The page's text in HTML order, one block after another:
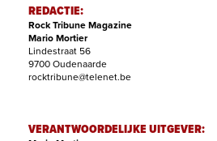
REDACTIE:
Rock Tribune Magazine
Mario Mortier
Lindestraat 56
9700 Oudenaarde
rocktribune@telenet.be
VERANTWOORDELIJKE UITGEVER: